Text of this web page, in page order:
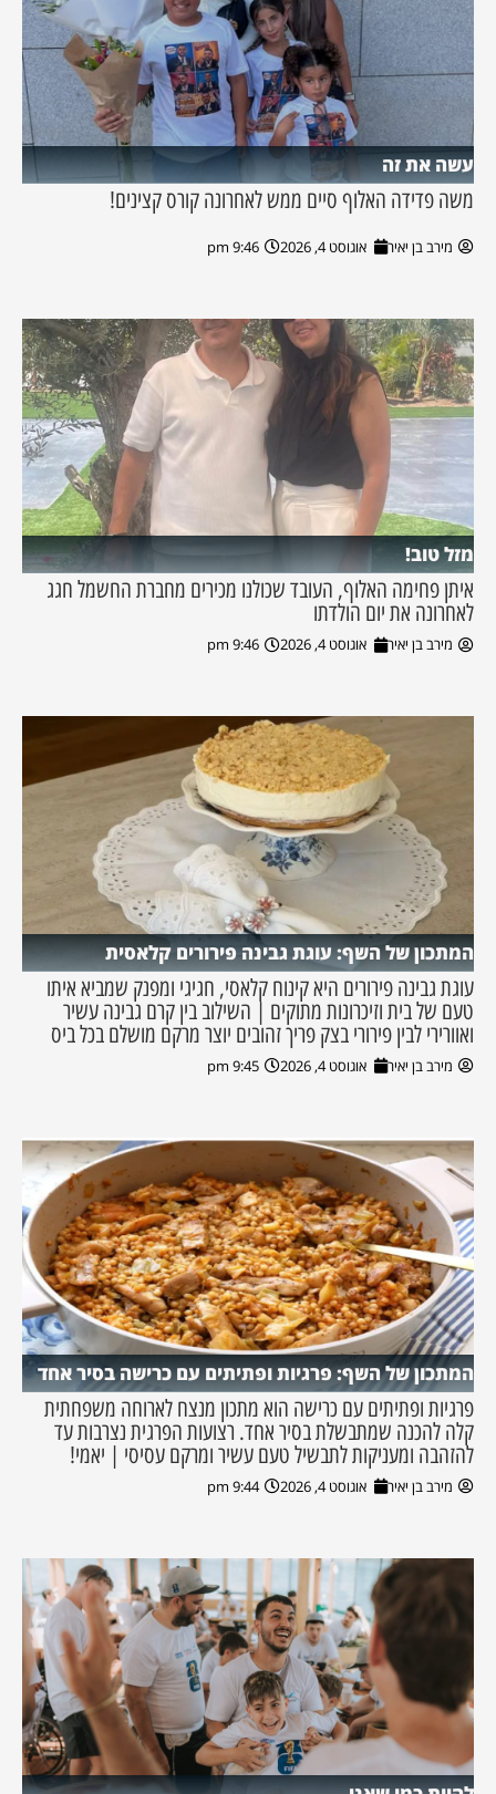
עשה את זה
משה פדידה האלוף סיים ממש לאחרונה קורס קצינים!
מירב בן יאיר אוגוסט 4, 2026 9:46 pm
מזל טוב!
איתן פחימה האלוף, העובד שכולנו מכירים מחברת החשמל חגג
לאחרונה את יום הולדתו
מירב בן יאיר אוגוסט 4, 2026 9:46 pm
המתכון של השף: עוגת גבינה פירורים קלאסית
עוגת גבינה פירורים היא קינוח קלאסי, חגיגי ומפנק שמביא איתו
טעם של בית וזיכרונות מתוקים | השילוב בין קרם גבינה עשיר
ואוורירי לבין פירורי בצק פריך זהובים יוצר מרקם מושלם בכל ביס
מירב בן יאיר אוגוסט 4, 2026 9:45 pm
המתכון של השף: פרגיות ופתיתים עם כרישה בסיר אחד
פרגיות ופתיתים עם כרישה הוא מתכון מנצח לארוחה משפחתית
קלה להכנה שמתבשלת בסיר אחד. רצועות הפרגית נצרבות עד
להזהבה ומעניקות לתבשיל טעם עשיר ומרקם עסיסי | יאמי!
מירב בן יאיר אוגוסט 4, 2026 9:44 pm